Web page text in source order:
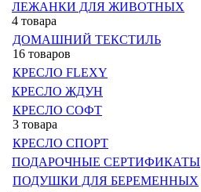
ЛЕЖАНКИ ДЛЯ ЖИВОТНЫХ
4 товара
ДОМАШНИЙ ТЕКСТИЛЬ
16 товаров
КРЕСЛО FLEXY
КРЕСЛО ЖДУН
КРЕСЛО СОФТ
3 товара
КРЕСЛО СПОРТ
ПОДАРОЧНЫЕ СЕРТИФИКАТЫ
ПОДУШКИ ДЛЯ БЕРЕМЕННЫХ